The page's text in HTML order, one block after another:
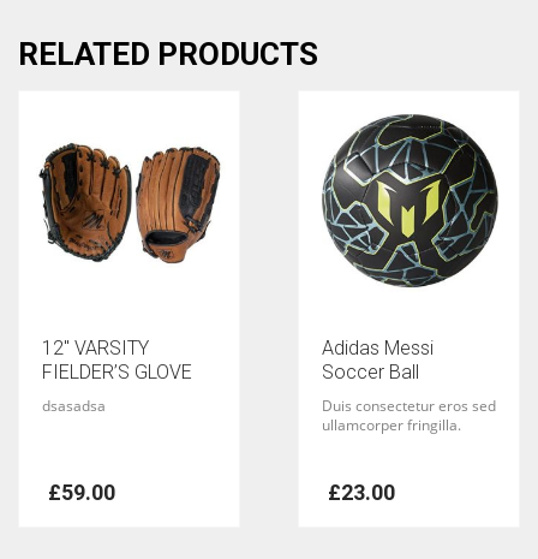
RELATED PRODUCTS
12″ VARSITY
FIELDER’S GLOVE
dsasadsa
£59.00
Adidas Messi
Soccer Ball
Duis consectetur eros sed
ullamcorper fringilla.
£23.00